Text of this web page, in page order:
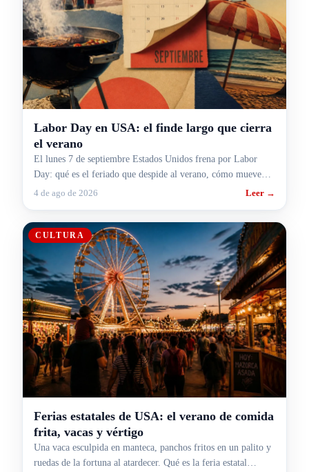
Labor Day en USA: el finde largo que cierra
el verano
El lunes 7 de septiembre Estados Unidos frena por Labor
Day: qué es el feriado que despide al verano, cómo mueve
rutas y aeropuertos y cómo te pega si viajás.
4 de ago de 2026 Leer →
CULTURA
Ferias estatales de USA: el verano de comida
frita, vacas y vértigo
Una vaca esculpida en manteca, panchos fritos en un palito y
ruedas de la fortuna al atardecer. Qué es la feria estatal